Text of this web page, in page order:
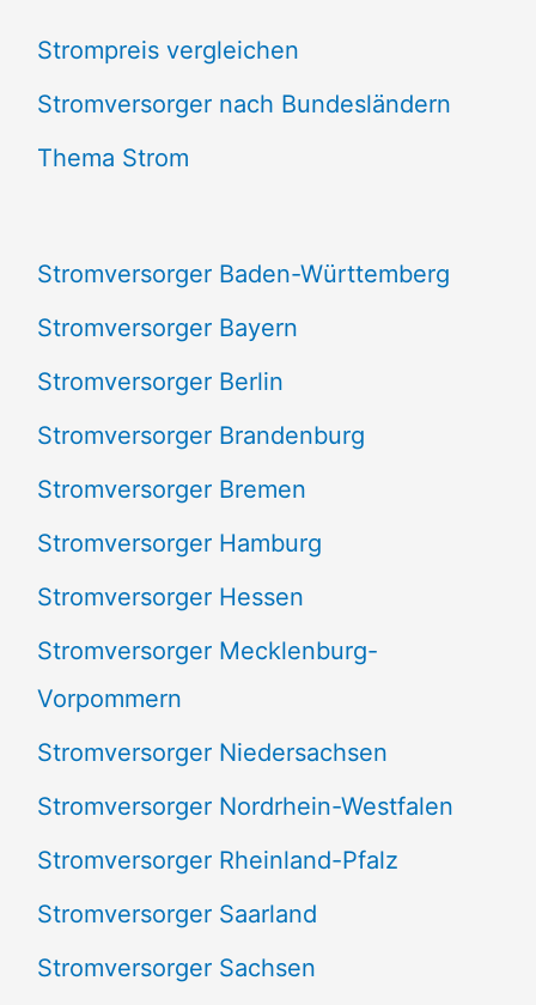
h
e
n
h
:
Strompreis vergleichen
Stromversorger nach Bundesländern
Thema Strom
Stromversorger Baden-Württemberg
Stromversorger Bayern
Stromversorger Berlin
Stromversorger Brandenburg
Stromversorger Bremen
Stromversorger Hamburg
Stromversorger Hessen
Stromversorger Mecklenburg-
Vorpommern
Stromversorger Niedersachsen
Stromversorger Nordrhein-Westfalen
Stromversorger Rheinland-Pfalz
Stromversorger Saarland
Stromversorger Sachsen